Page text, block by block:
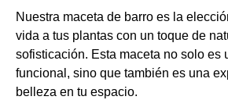
Nuestra maceta de barro es la
vida a tus plantas con un toque de
sofisticación. Esta maceta no solo es
funcional, sino que también es una
belleza en tu espacio.